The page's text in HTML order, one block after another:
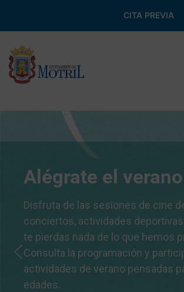
CITA PREVIA
Alégrate el verano
Disfruta de las sesiones de cine
conciertos, actividades
te pierdas nada de lo que hemos
Consulta la programación y
actividades de verano pensadas
edades.